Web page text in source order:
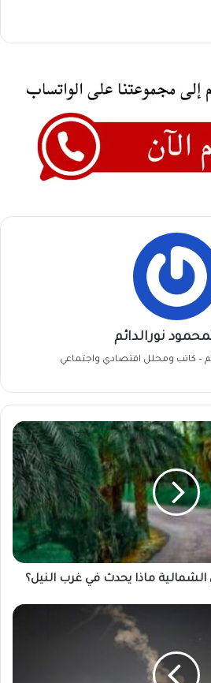
نورالدائم
– كاتب ومحلل اقتصادي واجتماعي
ماذا يحدث في غرب النيل؟